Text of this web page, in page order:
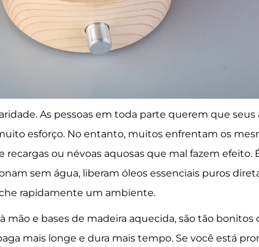
As pessoas em toda parte querem que
esforço. No entanto, muitos enfrentam os
ou névoas aquosas que mal fazem
sem água, liberam óleos essenciais puros
rapidamente um ambiente.
mão e bases de madeira aquecida, são tão
mais longe e dura mais tempo. Se você está